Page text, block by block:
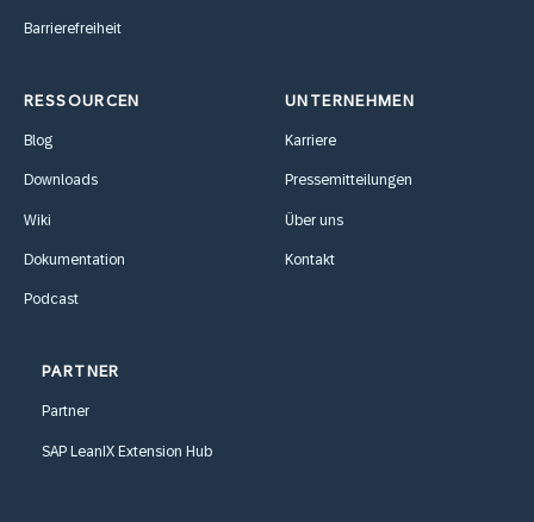
Barrierefreiheit
RESSOURCEN
Blog
Downloads
Wiki
Dokumentation
Podcast
UNTERNEHMEN
Karriere
Pressemitteilungen
Über uns
Kontakt
PARTNER
Partner
SAP LeanIX Extension Hub